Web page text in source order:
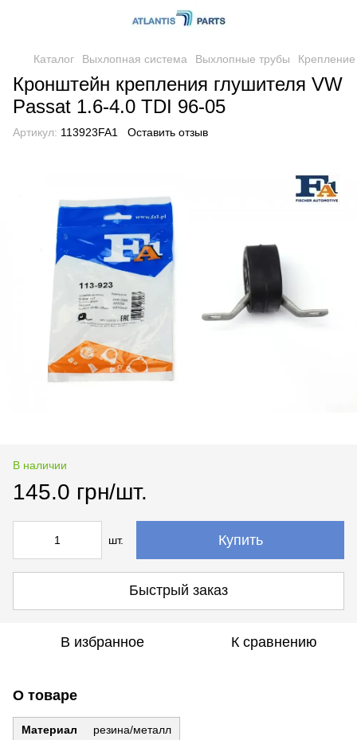
Каталог Выхлопная система Выхлопные трубы
Кронштейн крепления глушителя VW
Passat 1.6-4.0 TDI 96-05
Артикул: 113923FA1 Оставить отзыв
В наличии
145.0 грн/шт.
шт. Купить
Быстрый заказ
В избранное К сравнению
О товаре
Материал резина/металл